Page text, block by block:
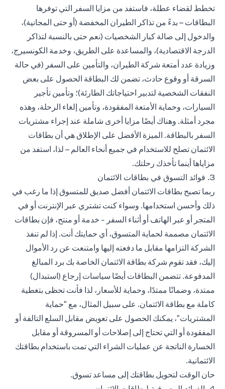
تخطط لقضاء عطلة، فاستفد من مزايا السفر التي توفرها
البطاقات – بدءً من تذاكر الطيران المخفضة (أو حتى المجانية)،
والدخول إلى صالة كبار الشخصيات (نعم حتى بالنسبة لتذاكر
الدرجة الاقتصادية)، والمساعدة على الطريق، وخدمة الكونسيرج،
وزيادة عدد أمتعة شركة الطيران، والتأمين على السفر (في حالة
السرقة أو وقوع حادث، تضمن لك البطاقة الحصول على بعض
النفقات الشخصية لتدبير احتياجاتك الطارئة)؛ وتأمين تأجير
السيارات، وحماية الأمتعة المفقودة، وتأمين إلغاء الرحلة، وهذه
مجرد أمثلة. وهناك أيضًا مزايا أخرى شاملة عند إجراء مشتريات
السفر بالبطاقة. الميزة الأفضل على الإطلاق هي أن بطاقات
الائتمان تصلح للاستخدام في جميع أنحاء العالم – لذا، استفد من
مزاياها أينما تأخذك رحلتك.
3. فوائد التسوق في بطاقات الائتمان
ربما تصبح بطاقات الائتمان أفضل صديق للمتسوق إذا ما رغب في
ذلك وأحسن استخدامها. وسواء كنت تشتري عبر الإنترنت أو في
المتجر أو عبر الهاتف أو أثناء السفر - خدمة أو منتج، فإن بطاقات
الائتمان مصممة لحماية المتسوق، أي حمايتك أنت. إذا لم تنفذ
الشركة التزامها مقابل ما دفعته إليها وامتنعت عن رد الأموال
إليك، فقد تقوم شركة بطاقة الائتمان الخاصة بك برد المبالغ
المدفوعة. تتضمن البطاقات أيضًا سياسات إرجاع (استبدال)
ممتدة، وضمانًا ممتدًا، وحماية للأسعار، لذا فأنت تحظى بتغطية
كاملة مع بطاقة الائتمان. على سبيل المثال، مع "حماية
المشتريات"، يمكنك الحصول على تعويض مقابل السلع التالفة أو
المفقودة أو التي تحتاج إلى إصلاحات أو المسروقة أو مقابل
الخسارة الناتجة عن عمليات الشراء التي تمت باستخدام بطاقتك
الائتمانية.
حان الوقت لتحويل بطاقتك إلى مساعد تسوق.